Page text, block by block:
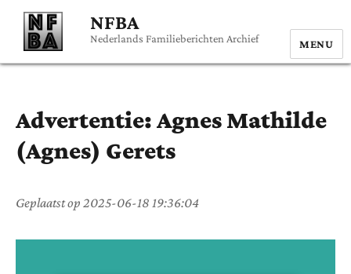
NFBA
Nederlands Familieberichten Archief MENU
Advertentie: Agnes Mathilde
(Agnes) Gerets
Geplaatst op 2025-06-18 19:36:04